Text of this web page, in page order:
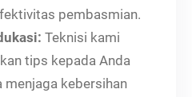
pembasmian.
Teknisi kami
tips kepada Anda
menjaga kebersihan